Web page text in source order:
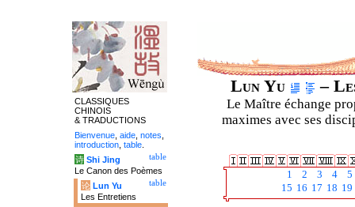
Lun Yu –
Le Maître échange
maximes avec ses
1 2 3 4
5
15 16 17 18 19
CLASSIQUES
CHINOIS
& TRADUCTIONS
Bienvenue aide notes
introduction table
table
诗 Shi Jing
Le Canon des Poèmes
table
论 Lun Yu
Les Entretiens